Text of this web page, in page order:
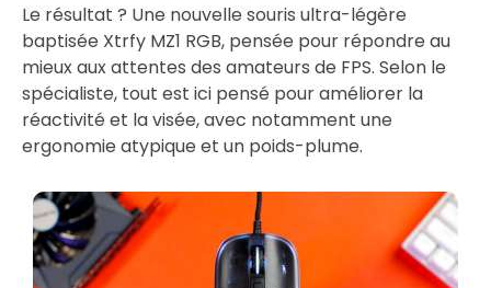
Le résultat ? Une nouvelle souris ultra-légère
baptisée Xtrfy MZ1 RGB, pensée pour répondre au
mieux aux attentes des amateurs de FPS. Selon le
spécialiste, tout est ici pensé pour améliorer la
réactivité et la visée, avec notamment une
ergonomie atypique et un poids-plume.